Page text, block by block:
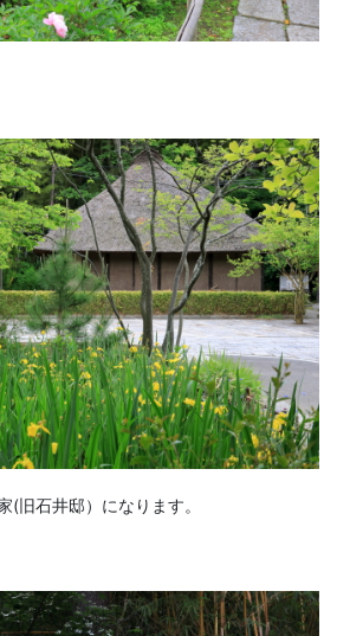
(旧石井邸）になります。